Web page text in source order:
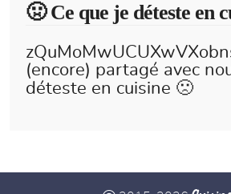
🤢 Ce que je déteste en
(encore) partagé avec
déteste en cuisine 🙁